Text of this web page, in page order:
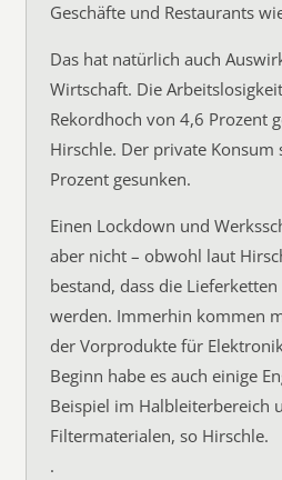
Geschäfte und Restaurants
Das hat natürlich auch
Wirtschaft. Die
Rekordhoch von 4,6 Prozent
Hirschle. Der private Konsum
Prozent gesunken.
Einen Lockdown und
aber nicht – obwohl laut
bestand, dass die
werden. Immerhin kommen
der Vorprodukte für
Beginn habe es auch einige
Beispiel im Halbleiterbereich
Filtermaterialen, so Hirschle.
.